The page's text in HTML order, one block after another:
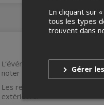
L’événement se déroulera
noter que la portion de rue
Les restaurateurs locaux
extérieure.
En cliquant sur
tous les types
trouvent dans
Gérer